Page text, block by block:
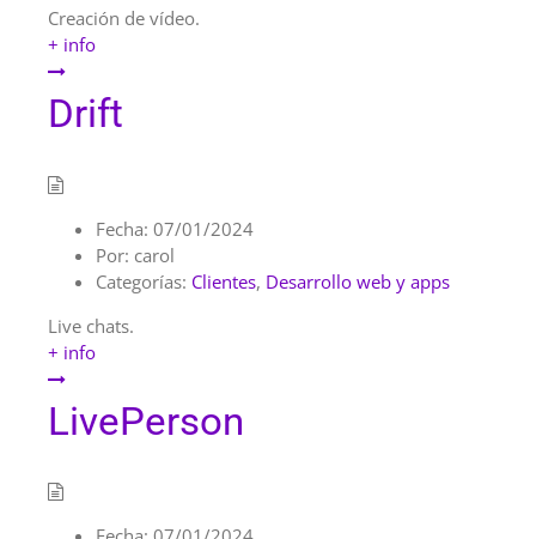
Creación de vídeo.
+ info
Drift
Fecha: 07/01/2024
Por: carol
Categorías: Clientes, Desarrollo web y apps
Live chats.
+ info
LivePerson